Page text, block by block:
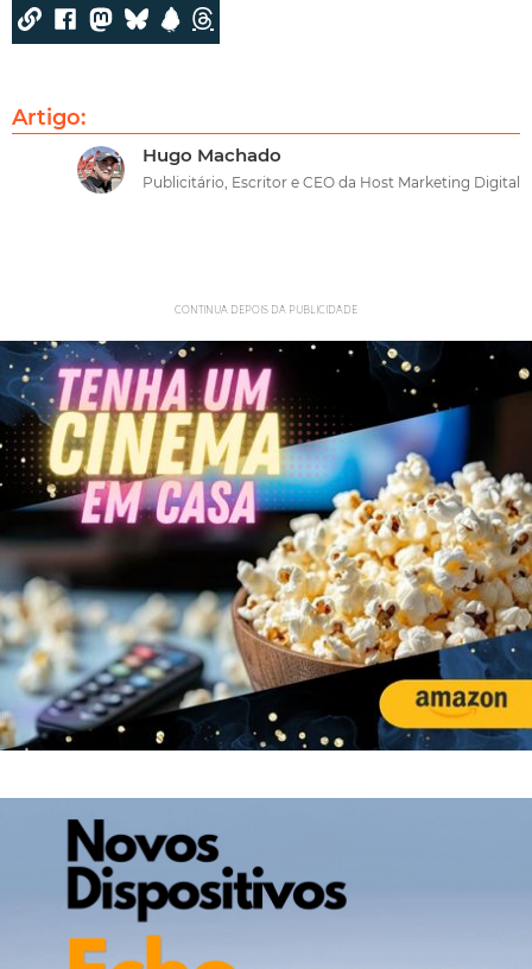
Artigo:
Hugo Machado
Publicitário, Escritor e CEO da Host Marketing Digital
CONTINUA DEPOIS DA PUBLICIDADE